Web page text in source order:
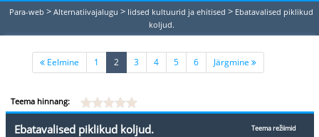
Para-web > Alternatiivajalugu > Iidsed kultuurid ja ehitised > Ebatavalised piklikud
koljud.
Eelmine 1 2 (current)
3 4 5 6 Järgmine
Teema hinnang:
Teema režiimid
Ebatavalised piklikud koljud.